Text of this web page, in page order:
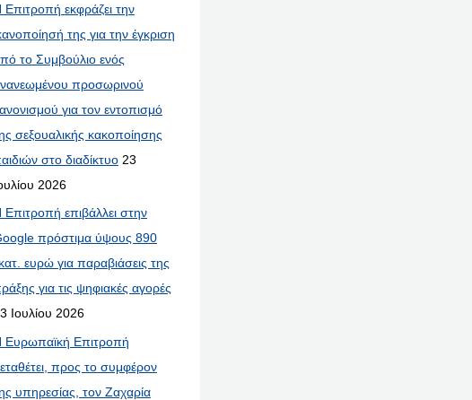
Επιτροπή εκφράζει την
της για την έγκριση
το Συμβούλιο ενός
προσωρινού
για τον εντοπισμό
σεξουαλικής κακοποίησης
στο διαδίκτυο 23
2026
Επιτροπή επιβάλλει στην
πρόστιμα ύψους 890
ευρώ για παραβιάσεις της
για τις ψηφιακές αγορές
Ιουλίου 2026
Ευρωπαϊκή Επιτροπή
προς το συμφέρον
υπηρεσίας, τον Ζαχαρία